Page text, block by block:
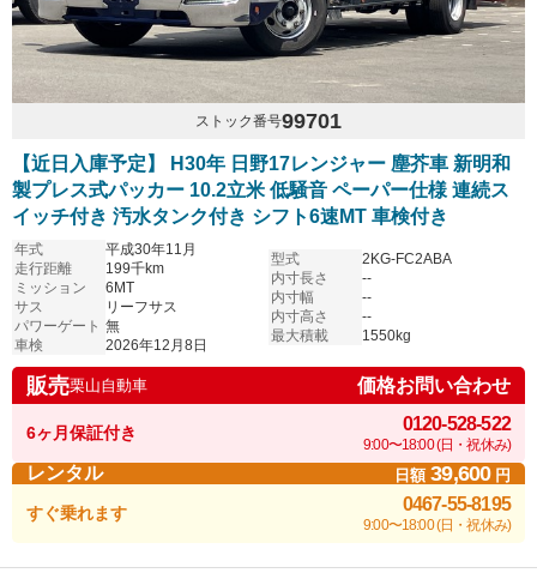
ストック番号99701
【近日入庫予定】 H30年 日野17レンジャー 塵芥車 新明和
製プレス式パッカー 10.2立米 低騒音 ペーパー仕様 連続ス
イッチ付き 汚水タンク付き シフト6速MT 車検付き
年式
平成30年11月
走行距離
199千km
ミッション
6MT
サス
リーフサス
パワーゲート 無
車検
2026年12月8日
型式
2KG-FC2ABA
内寸長さ
--
内寸幅
--
内寸高さ
--
最大積載
1550kg
販売栗山自動車 価格お問い合わせ
6ヶ月保証付き 0120-528-522
9:00〜18:00 (日・祝休み)
レンタル 日額39,600円
すぐ乗れます 0467-55-8195
9:00〜18:00 (日・祝休み)